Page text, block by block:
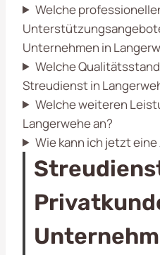
Welche
Unternehmen in
Welche
Streudienst in
Welche weiteren
Langerwehe an?
Wie kann ich jetzt